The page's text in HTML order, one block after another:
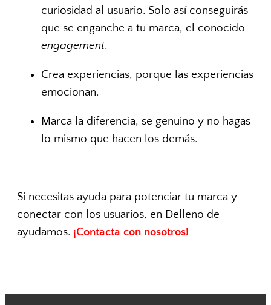
curiosidad al usuario. Solo así conseguirás
que se enganche a tu marca, el conocido
engagement.
Crea experiencias, porque las experiencias
emocionan.
Marca la diferencia, se genuino y no hagas
lo mismo que hacen los demás.
Si necesitas ayuda para potenciar tu marca y
conectar con los usuarios, en Delleno de
ayudamos. ¡Contacta con nosotros!